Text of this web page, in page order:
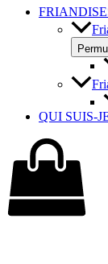
QUI SUIS-